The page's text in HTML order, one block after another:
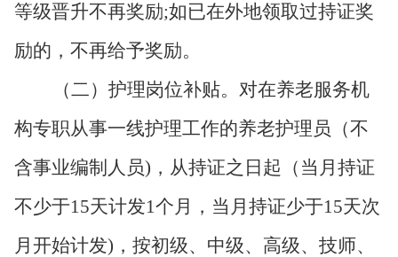
等级晋升不再奖励;如已在外地领取过持证奖
励的，不再给予奖励。
（二）护理岗位补贴。对在养老服务机
构专职从事一线护理工作的养老护理员（不
含事业编制人员)，从持证之日起（当月持证
不少于15天计发1个月，当月持证少于15天次
月开始计发)，按初级、中级、高级、技师、